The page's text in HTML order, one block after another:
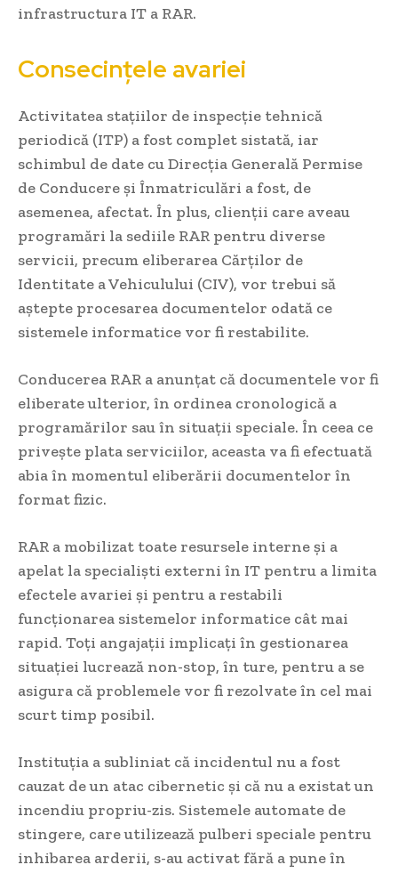
infrastructura IT a RAR.
Consecințele avariei
Activitatea stațiilor de inspecție tehnică
periodică (ITP) a fost complet sistată, iar
schimbul de date cu Direcția Generală Permise
de Conducere și Înmatriculări a fost, de
asemenea, afectat. În plus, clienții care aveau
programări la sediile RAR pentru diverse
servicii, precum eliberarea Cărților de
Identitate a Vehiculului (CIV), vor trebui să
aștepte procesarea documentelor odată ce
sistemele informatice vor fi restabilite.
Conducerea RAR a anunțat că documentele vor fi
eliberate ulterior, în ordinea cronologică a
programărilor sau în situații speciale. În ceea ce
privește plata serviciilor, aceasta va fi efectuată
abia în momentul eliberării documentelor în
format fizic.
RAR a mobilizat toate resursele interne și a
apelat la specialiști externi în IT pentru a limita
efectele avariei și pentru a restabili
funcționarea sistemelor informatice cât mai
rapid. Toți angajații implicați în gestionarea
situației lucrează non-stop, în ture, pentru a se
asigura că problemele vor fi rezolvate în cel mai
scurt timp posibil.
Instituția a subliniat că incidentul nu a fost
cauzat de un atac cibernetic și că nu a existat un
incendiu propriu-zis. Sistemele automate de
stingere, care utilizează pulberi speciale pentru
inhibarea arderii, s-au activat fără a pune în